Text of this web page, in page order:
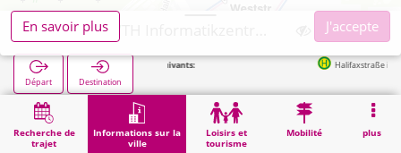
Recherche de
trajet
Informations sur la
ville
Loisirs et
tourisme
Mobilité plus
Départ Destination
Arrêts suivants: Halifaxstraße in 114m
Démarrage Informations sur la ville
Établissements universitaires et écoles supérieures
Aachen, RWTH Informatikzentrum
En savoir plus
J'accepte